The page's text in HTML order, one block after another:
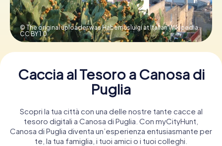
Acquista i Voucher
© The original uploader was Habemusluigi at Italian Wikipedia.,
CC BY 1.0
Caccia al Tesoro a Canosa di
Puglia
Scopri la tua città con una delle nostre tante cacce al
tesoro digitali a Canosa di Puglia. Con myCityHunt,
Canosa di Puglia diventa un’esperienza entusiasmante per
te, la tua famiglia, i tuoi amici o i tuoi colleghi.